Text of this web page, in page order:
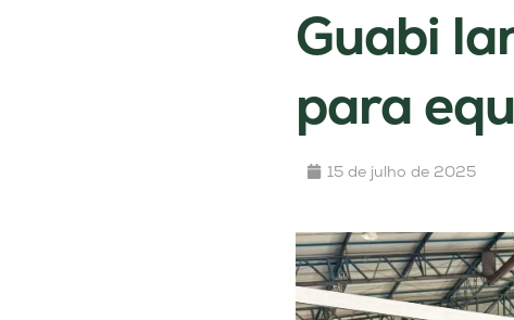
Guabi
para
15 de julho de 2025